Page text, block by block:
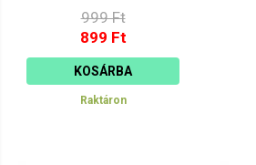
999 Ft
899 Ft
KOSÁRBA
Raktáron